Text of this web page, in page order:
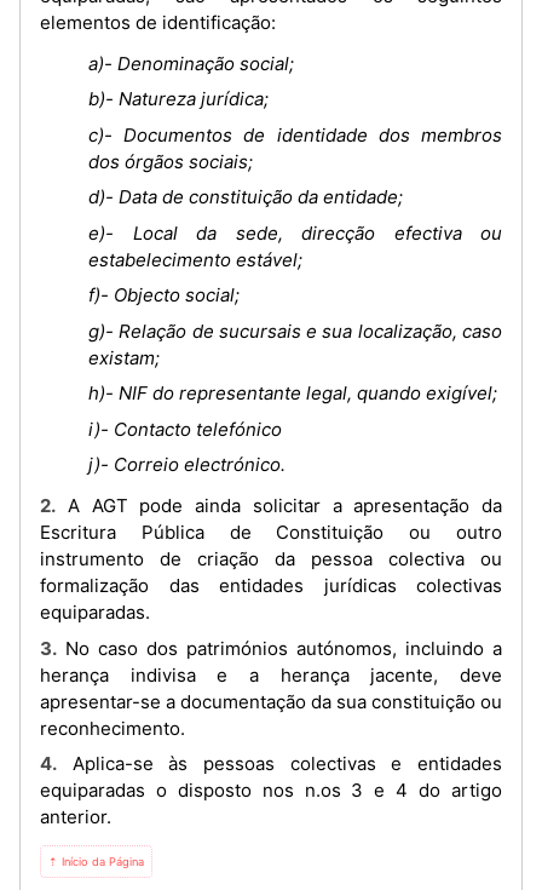
elementos de identificação:
a)- Denominação social;
b)- Natureza jurídica;
c)- Documentos de identidade dos membros
dos órgãos sociais;
d)- Data de constituição da entidade;
e)- Local da sede, direcção efectiva ou
estabelecimento estável;
f)- Objecto social;
g)- Relação de sucursais e sua localização, caso
existam;
h)- NIF do representante legal, quando exigível;
i)- Contacto telefónico
j)- Correio electrónico.
2. A AGT pode ainda solicitar a apresentação da
Escritura Pública de Constituição ou outro
instrumento de criação da pessoa colectiva ou
formalização das entidades jurídicas colectivas
equiparadas.
3. No caso dos patrimónios autónomos, incluindo a
herança indivisa e a herança jacente, deve
apresentar-se a documentação da sua constituição ou
reconhecimento.
4. Aplica-se às pessoas colectivas e entidades
equiparadas o disposto nos n.os 3 e 4 do artigo
anterior.
⇡ Início da Página